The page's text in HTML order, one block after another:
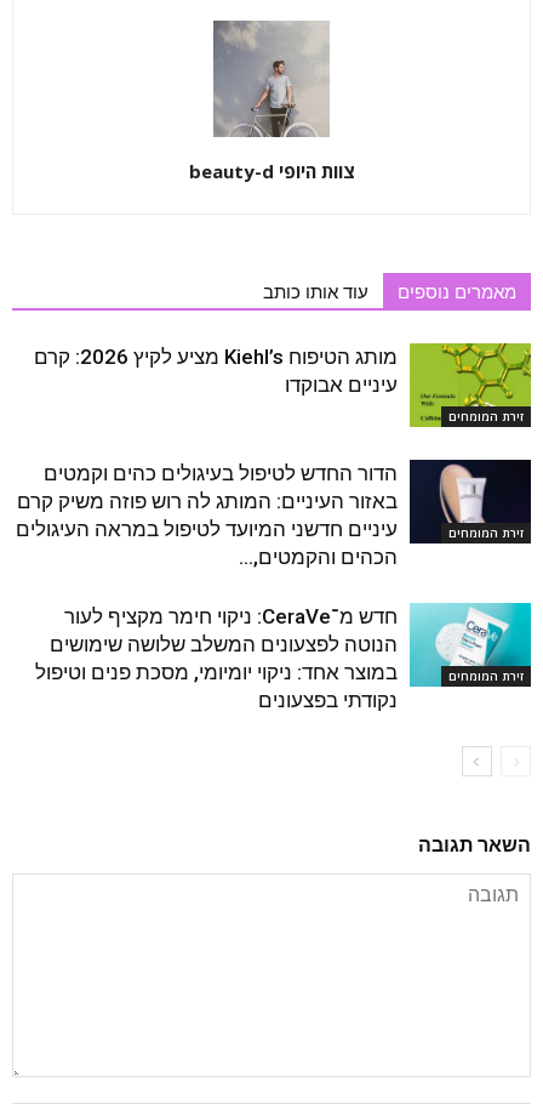
צוות היופי beauty-d
מאמרים נוספים עוד אותו כותב
זירת המומחים
מותג הטיפוח Kiehl’s מציע לקיץ 2026: קרם
עיניים אבוקדו
זירת המומחים
הדור החדש לטיפול בעיגולים כהים וקמטים
באזור העיניים: המותג לה רוש פוזה משיק קרם
עיניים חדשני המיועד לטיפול במראה העיגולים
הכהים והקמטים,...
זירת המומחים
חדש מ־CeraVe: ניקוי חימר מקציף לעור
הנוטה לפצעונים המשלב שלושה שימושים
במוצר אחד: ניקוי יומיומי, מסכת פנים וטיפול
נקודתי בפצעונים
השאר תגובה